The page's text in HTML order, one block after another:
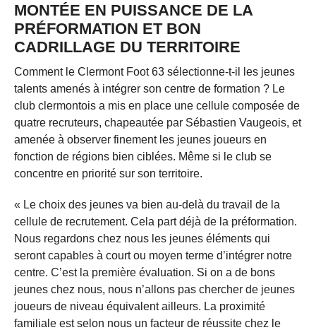
MONTÉE EN PUISSANCE DE LA
PRÉFORMATION ET BON
CADRILLAGE DU TERRITOIRE
Comment le Clermont Foot 63 sélectionne-t-il les jeunes
talents amenés à intégrer son centre de formation ? Le
club clermontois a mis en place une cellule composée de
quatre recruteurs, chapeautée par Sébastien Vaugeois, et
amenée à observer finement les jeunes joueurs en
fonction de régions bien ciblées. Même si le club se
concentre en priorité sur son territoire.
« Le choix des jeunes va bien au-delà du travail de la
cellule de recrutement. Cela part déjà de la préformation.
Nous regardons chez nous les jeunes éléments qui
seront capables à court ou moyen terme d’intégrer notre
centre. C’est la première évaluation. Si on a de bons
jeunes chez nous, nous n’allons pas chercher de jeunes
joueurs de niveau équivalent ailleurs. La proximité
familiale est selon nous un facteur de réussite chez le